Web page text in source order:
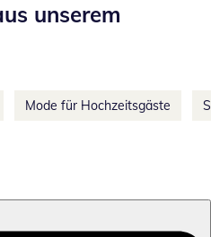
unserem
Mode für Hochzeitsgäste